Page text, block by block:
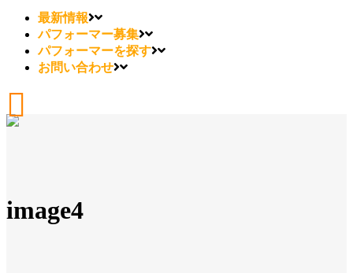
最新情報
パフォーマー募集
パフォーマーを探す
お問い合わせ
image4